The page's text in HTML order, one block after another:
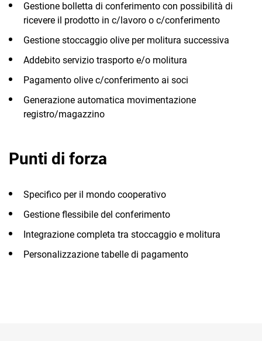
Email Marketing
Fatturazione
Financial Solutions
Trust Services
TeamSystem Store
Gestione bolletta di conferimento con possibilità di
ricevere il prodotto in c/lavoro o c/conferimento
Gestione stoccaggio olive per molitura successiva
Addebito servizio trasporto e/o molitura
Pagamento olive c/conferimento ai soci
Generazione automatica movimentazione
registro/magazzino
Punti di forza
Specifico per il mondo cooperativo
Gestione flessibile del conferimento
Integrazione completa tra stoccaggio e molitura
Personalizzazione tabelle di pagamento